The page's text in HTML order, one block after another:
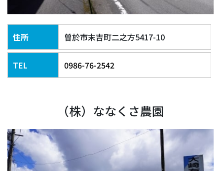
住所 曽於市末吉町二之方5417-10
TEL 0986-76-2542
（株）ななくさ農園